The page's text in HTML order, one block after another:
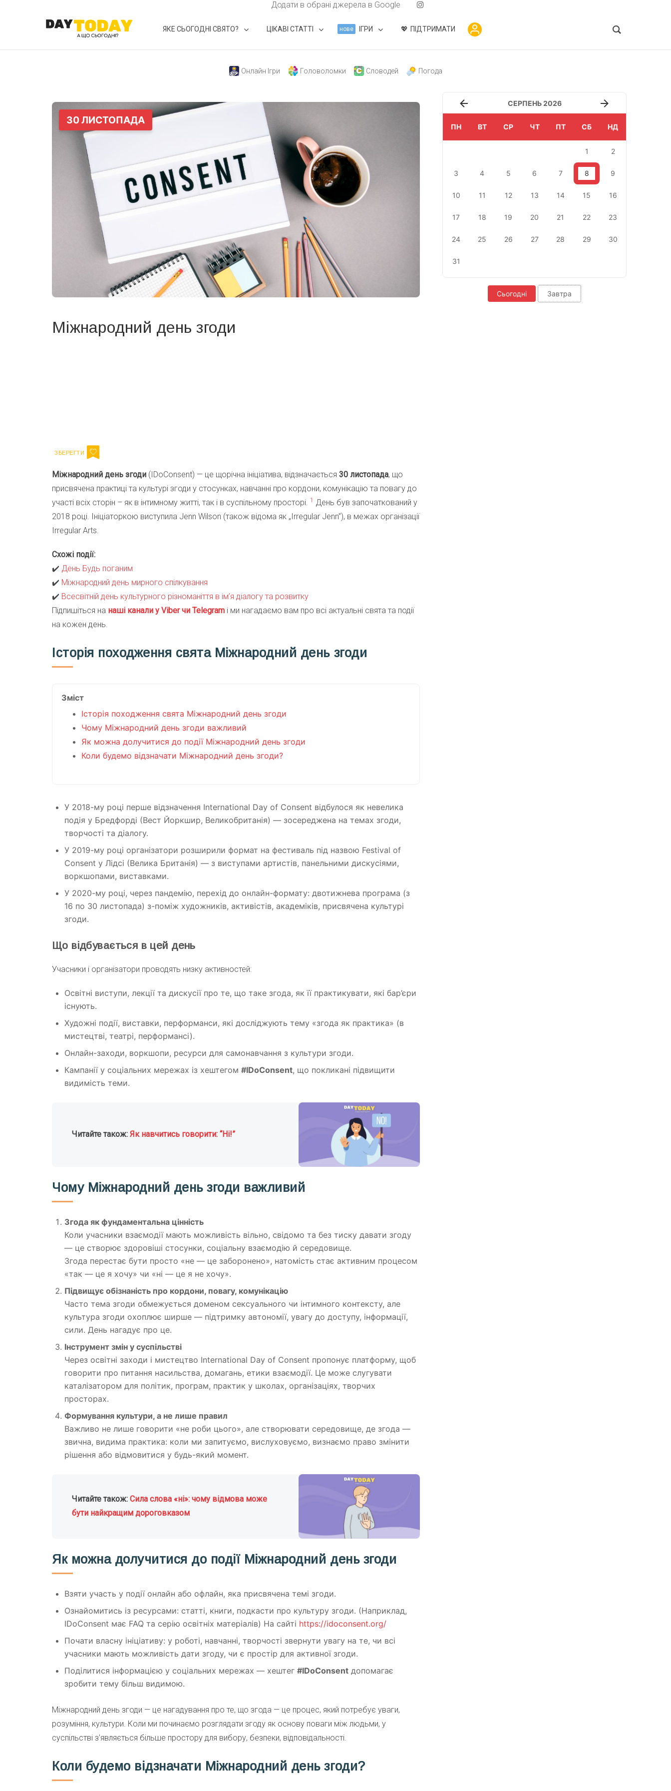
Додати в обрані джерела в Google
ЯКЕ СЬОГОДНІ СВЯТО? ЦІКАВІ СТАТТІ нове ІГРИ ПІДТРИМАТИ
Онлайн Ігри Головоломки Словодей Погода
Міжнародний день згоди
Міжнародний день згоди (IDoConsent) — це щорічна ініціатива, відзначається 30 листопада, що
присвячена практиці та культурі згоди у стосунках, навчанні про кордони, комунікацію та повагу до
участі всіх сторін – як в інтимному житті, так і в суспільному просторі. 1
День був започаткований у
2018 році. Ініціаторкою виступила Jenn Wilson (також відома як „Irregular Jenn”), в межах організації
Irregular Arts.
Схожі події:
✔️ День Будь поганим
✔️ Міжнародний день мирного спілкування
✔️ Всесвітній день культурного різноманіття в ім’я діалогу та розвитку
Підпишіться на наші канали у Viber чи Telegram і ми нагадаємо вам про всі актуальні свята та події
на кожен день.
Історія походження свята Міжнародний день згоди
Зміст
Історія походження свята Міжнародний день згоди
Чому Міжнародний день згоди важливий
Як можна долучитися до події Міжнародний день згоди
Коли будемо відзначати Міжнародний день згоди?
У 2018-му році перше відзначення International Day of Consent відбулося як невелика
подія у Бредфорді (Вест Йоркшир, Великобританія) — зосереджена на темах згоди,
творчості та діалогу.
У 2019-му році організатори розширили формат на фестиваль під назвою Festival of
Consent у Лідсі (Велика Британія) — з виступами артистів, панельними дискусіями,
воркшопами, виставками.
У 2020-му році, через пандемію, перехід до онлайн-формату: двотижнева програма (з
16 по 30 листопада) з-поміж художників, активістів, академіків, присвячена культурі
згоди.
Що відбувається в цей день
Учасники і організатори проводять низку активностей:
Освітні виступи, лекції та дискусії про те, що таке згода, як її практикувати, які бар’єри
існують.
Художні події, виставки, перформанси, які досліджують тему «згода як практика» (в
мистецтві, театрі, перформансі).
Онлайн-заходи, воркшопи, ресурси для самонавчання з культури згоди.
Кампанії у соціальних мережах із хештегом #IDoConsent, що покликані підвищити
видимість теми.
Читайте також: Як навчитись говорити: “Ні!”
Чому Міжнародний день згоди важливий
Згода як фундаментальна цінність
Коли учасники взаємодії мають можливість вільно, свідомо та без тиску давати згоду
— це створює здоровіші стосунки, соціальну взаємодію й середовище.
Згода перестає бути просто «не — це заборонено», натомість стає активним процесом
«так — це я хочу» чи «ні — це я не хочу».
Підвищує обізнаність про кордони, повагу, комунікацію
Часто тема згоди обмежується доменом сексуального чи інтимного контексту, але
культура згоди охоплює ширше — підтримку автономії, увагу до доступу, інформації,
сили. День нагадує про це.
Інструмент змін у суспільстві
Через освітні заходи і мистецтво International Day of Consent пропонує платформу, щоб
говорити про питання насильства, домагань, етики взаємодії. Це може слугувати
каталізатором для політик, програм, практик у школах, організаціях, творчих
просторах.
Формування культури, а не лише правил
Важливо не лише говорити «не роби цього», але створювати середовище, де згода —
звична, видима практика: коли ми запитуємо, вислуховуємо, визнаємо право змінити
рішення або відмовитися у будь-який момент.
Читайте також: Сила слова «ні»: чому відмова може
бути найкращим дороговказом
Як можна долучитися до події Міжнародний день згоди
Взяти участь у події онлайн або офлайн, яка присвячена темі згоди.
Ознайомитись із ресурсами: статті, книги, подкасти про культуру згоди. (Наприклад,
IDoConsent має FAQ та серію освітніх матеріалів) На сайті https://idoconsent.org/
Почати власну ініціативу: у роботі, навчанні, творчості звернути увагу на те, чи всі
учасники мають можливість дати згоду, чи є простір для активної згоди.
Поділитися інформацією у соціальних мережах — хештег #IDoConsent допомагає
зробити тему більш видимою.
Міжнародний день згоди — це нагадування про те, що згода — це процес, який потребує уваги,
розуміння, культури. Коли ми починаємо розглядати згоду як основу поваги між людьми, у
суспільстві з’являється більше простору для вибору, безпеки, відповідальності.
Коли будемо відзначати Міжнародний день згоди?
СЕРПЕНЬ 2026
ПН ВТ СР ЧТ ПТ СБ НД
1 2
3 4 5 6 7 8 9
10 11 12 13 14 15 16
17 18 19 20 21 22 23
24 25 26 27 28 29 30
31
Сьогодні Завтра